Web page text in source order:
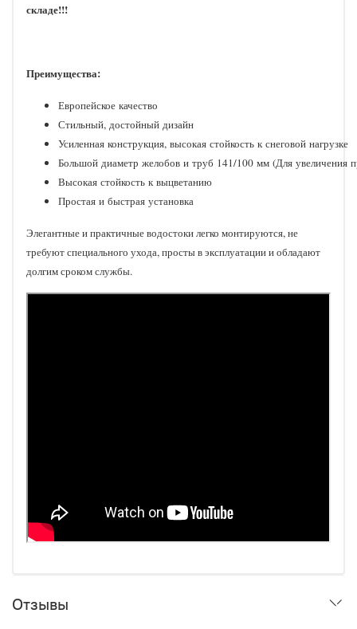
складе!!!
Преимущества:
Европейское качество
Стильный, достойный дизайн
Усиленная конструкция, высокая стойкость к снеговой нагрузке
Большой диаметр желобов и труб 141/100 мм (Для увеличения
Высокая стойкость к выцветанию
Простая и быстрая установка​
Элегантные и практичные водостоки легко монтируются, не
требуют специального ухода, просты в эксплуатации и обладают
долгим сроком службы.
Отзывы